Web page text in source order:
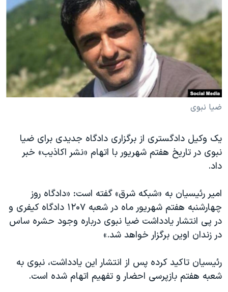
فرهنگ و زندگی
حقوق شهروندی
اقتصادی
علم و فناوری
اسرائیل در جنگ
مستندها
انتخابات ریاست جمهوری آمریکا ۲۰۲۴
حمله جمهوری اسلامی به اسرائیل
رمز مهسا
ورزش زنان در ایران
تریبونال مردمی آبان ۹۸
دادگاه حمید نوری
قانون شفافیت دارائی کادر رهبری ایران
اعتراضات مردمی آبان ۹۸
اسرائیل در جنگ
همایش محافظه‌کاران آمریکا «سی‌پک»
صفحه‌های ویژه
دنبال کنید
زبانهای مختلف
ضیا نبوی
یک وکیل دادگستری از برگزاری دادگاه جدیدی برای ضیا
نبوی در تاریخ هفتم شهریور با اتهام «نشر اکاذیب» خبر
داد.
امیر رئیسیان به «شبکه شرق» گفته است: «دادگاه روز
چهارشنبه هفتم شهریور ماه در شعبه ۱۲۰۷ دادگاه کیفری و
در پی انتشار یادداشت ضیا نبوی درباره وجود حشره ساس
در زندان اوین برگزار خواهد شد.»
رئیسیان تاکید کرده پس از انتشار این یادداشت، نبوی به
شعبه هفتم بازپرسی احضار و تفهیم اتهام شده است.